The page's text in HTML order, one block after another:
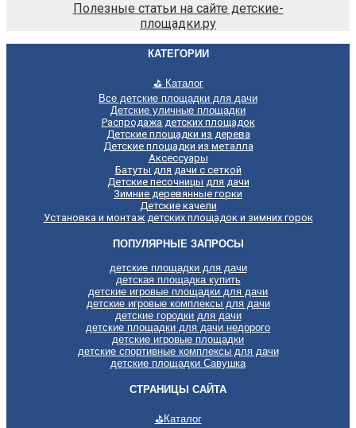
Полезные статьи на сайте детские-
площадки.ру
КАТЕГОРИИ
⛳ Каталог
Все детские площадки для дачи
Детские уличные площадки
Распродажа детских площадок
Детские площадки из дерева
Детские площадки из металла
Аксессуары
Батуты для дачи с сеткой
Детские песочницы для дачи
Зимние деревянные горки
Детские качели
Установка и монтаж детских площадок и зимних горок
ПОПУЛЯРНЫЕ ЗАПРОСЫ
детские площадки для дачи
детская площадка купить
детские игровые площадки для дачи
детские игровые комплексы для дачи
детские городки для дачи
детские площадки для дачи недорого
детские игровые площадки
детские спортивные комплексы для дачи
детские площадки Савушка
СТРАНИЦЫ САЙТА
⛳Каталог